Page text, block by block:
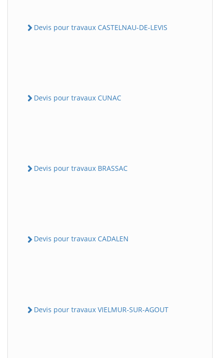
Devis pour travaux CASTELNAU-DE-LEVIS
Devis pour travaux CUNAC
Devis pour travaux BRASSAC
Devis pour travaux CADALEN
Devis pour travaux VIELMUR-SUR-AGOUT